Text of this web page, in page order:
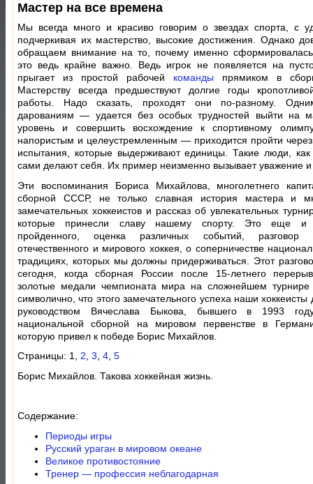
Мастер на все времена
Мы всегда много и красиво говорим о звездах спорта, с
подчеркивая их мастерство, высокие достижения. Однако
обращаем внимание на то, почему именно
это ведь крайне важно. Ведь игрок не появляется на
прыгает из простой рабочей команды прямиком в
Мастерству всегда предшествуют долгие годы
работы. Надо сказать, проходят они по-разному.
дарованиям — удается без особых трудностей выйти на
уровень и совершить восхождение к спортивному
напористым и целеустремленным — приходится пройти
испытания, которые выдерживают единицы. Такие люди,
сами делают себя. Их пример неизменно вызывает уважение
Эти воспоминания Бориса Михайлова, многолетнего
сборной СССР, не только славная история мастера и
замечательных хоккеистов и рассказ об увлекательных
которые принесли славу нашему спорту. Это еще и
пройденного, оценка различных событий, разговор
отечественного и мирового хоккея, о соперничестве
традициях, которых мы должны придерживаться. Этот
сегодня, когда сборная России после 15-летнего
золотые медали чемпионата мира на сложнейшем
символично, что этого замечательного успеха наши хоккеисты
руководством Вячеслава Быкова, бывшего в 1993
национальной сборной на мировом первенстве в
которую привел к победе Борис Михайлов.
Страницы: 1, 2, 3, 4, 5
Борис Михайлов. Такова хоккейная жизнь.
Содержание:
Периоды игры
Русский ураган в мировом океане
Великое противостояние
Тренер — профессия неблагодарная